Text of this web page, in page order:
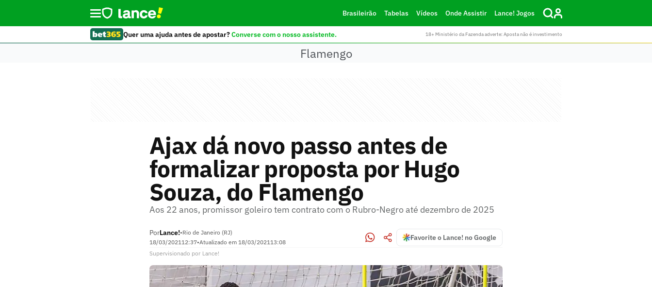
Brasileirão Tabelas Vídeos Onde Assistir Lance! Jogos
Quer uma ajuda antes de apostar?Converse com o nosso assistente. 18+ Ministério da Fazenda adverte: Aposta não é investimento
Flamengo
Ajax dá novo passo antes de
formalizar proposta por Hugo
Souza, do Flamengo
Aos 22 anos, promissor goleiro tem contrato com o Rubro-Negro até dezembro de 2025
PorLance!•Rio de Janeiro (RJ)
18/03/202112:37•Atualizado em 18/03/202113:08
Favorite o Lance! no Google
Supervisionado por Lance!